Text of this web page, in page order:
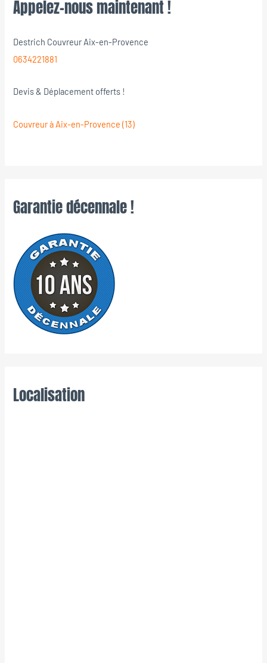
Appelez-nous maintenant !
Destrich Couvreur Aix-en-Provence
0634221881
Devis & Déplacement offerts !
Couvreur à Aix-en-Provence (13)
Garantie décennale !
Localisation